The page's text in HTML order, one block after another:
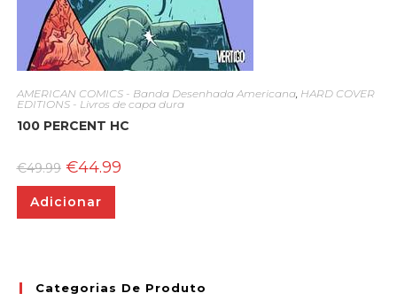
AMERICAN COMICS - Banda Desenhada Americana, HARD COVER
EDITIONS - Livros de capa dura
100 PERCENT HC
€49.99 O
preço
original
era:
€44.99O
Adicionar
Categorias De Produto